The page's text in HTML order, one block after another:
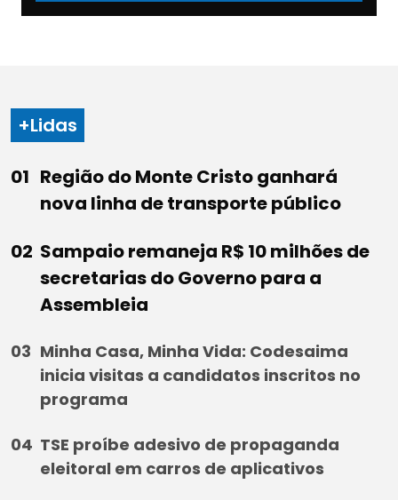
+Lidas
Região do Monte Cristo ganhará
nova linha de transporte público
Sampaio remaneja R$ 10 milhões de
secretarias do Governo para a
Assembleia
Minha Casa, Minha Vida: Codesaima
inicia visitas a candidatos inscritos no
programa
TSE proíbe adesivo de propaganda
eleitoral em carros de aplicativos